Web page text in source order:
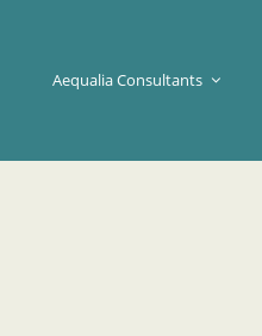
Aequalia Consultants